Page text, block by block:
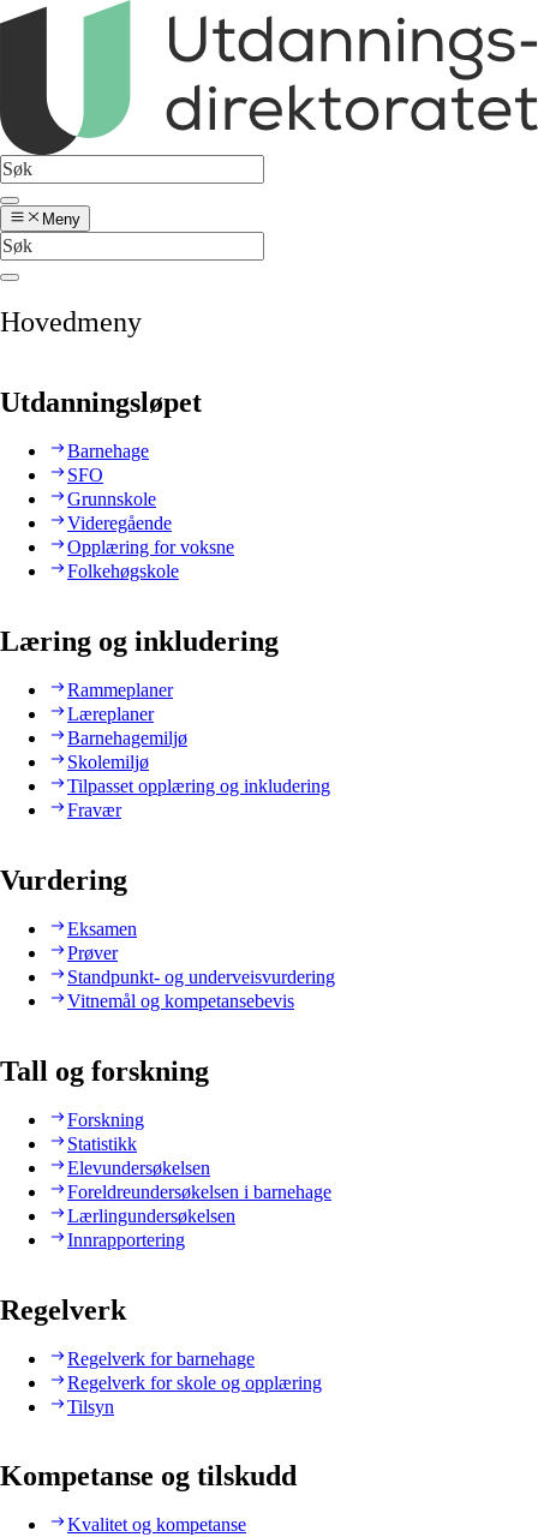
Meny
Hovedmeny
Utdanningsløpet
Barnehage
SFO
Grunnskole
Videregående
Opplæring for voksne
Folkehøgskole
Læring og inkludering
Rammeplaner
Læreplaner
Barnehagemiljø
Skolemiljø
Tilpasset opplæring og inkludering
Fravær
Vurdering
Eksamen
Prøver
Standpunkt- og underveisvurdering
Vitnemål og kompetansebevis
Tall og forskning
Forskning
Statistikk
Elevundersøkelsen
Foreldreundersøkelsen i barnehage
Lærlingundersøkelsen
Innrapportering
Regelverk
Regelverk for barnehage
Regelverk for skole og opplæring
Tilsyn
Kompetanse og tilskudd
Kvalitet og kompetanse